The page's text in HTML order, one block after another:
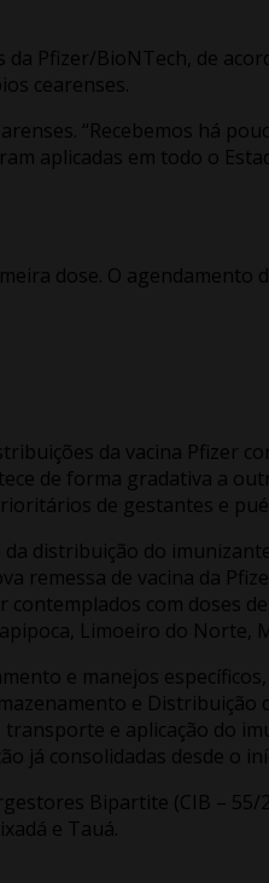
da Pfizer/BioNTech, de
cearenses.
“Recebemos há
aplicadas em todo o
dose. O agendamento
da vacina Pfizer
de forma gradativa a
de gestantes e
distribuição do
remessa de vacina da
com doses
Limoeiro do Norte,
e manejos
e Distribuição
e aplicação do
já consolidadas desde o
Bipartite (CIB – 55/
e Tauá.